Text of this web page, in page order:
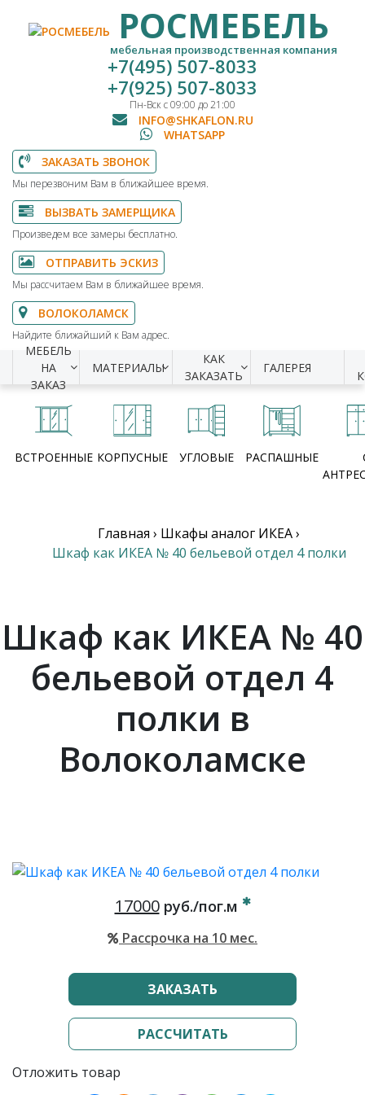
РОСМЕБЕЛЬ
мебельная производственная компания
+7(495) 507-8033
+7(925) 507-8033
Пн-Вск с 09:00 до 21:00
INFO@SHKAFLON.RU
WHATSAPP
ЗАКАЗАТЬ ЗВОНОК
Мы перезвоним Вам в ближайшее время.
ВЫЗВАТЬ ЗАМЕРЩИКА
Произведем все замеры бесплатно.
ОТПРАВИТЬ ЭСКИЗ
Мы рассчитаем Вам в ближайшее время.
ВОЛОКОЛАМСК
Найдите ближайший к Вам адрес.
МЕБЕЛЬ
НА
ЗАКАЗ
МАТЕРИАЛЫ
КАК
ЗАКАЗАТЬ
ГАЛЕРЕЯ
ВСТРОЕННЫЕ КОРПУСНЫЕ УГЛОВЫЕ РАСПАШНЫЕ
Главная › Шкафы аналог ИКЕА›
Шкаф как ИКЕА № 40 бельевой отдел 4 полки
Шкаф как ИКЕА № 40
бельевой отдел 4
полки в
Волоколамске
17000руб./пог.м
Рассрочка на 10 мес.
ЗАКАЗАТЬ
РАССЧИТАТЬ
Отложить товар